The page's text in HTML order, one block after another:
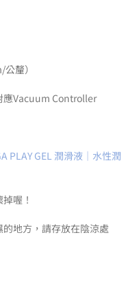
釐）
應Vacuum Controller
PLAY GEL 潤滑液｜水性潤
喔！
地方，請存放在陰涼處